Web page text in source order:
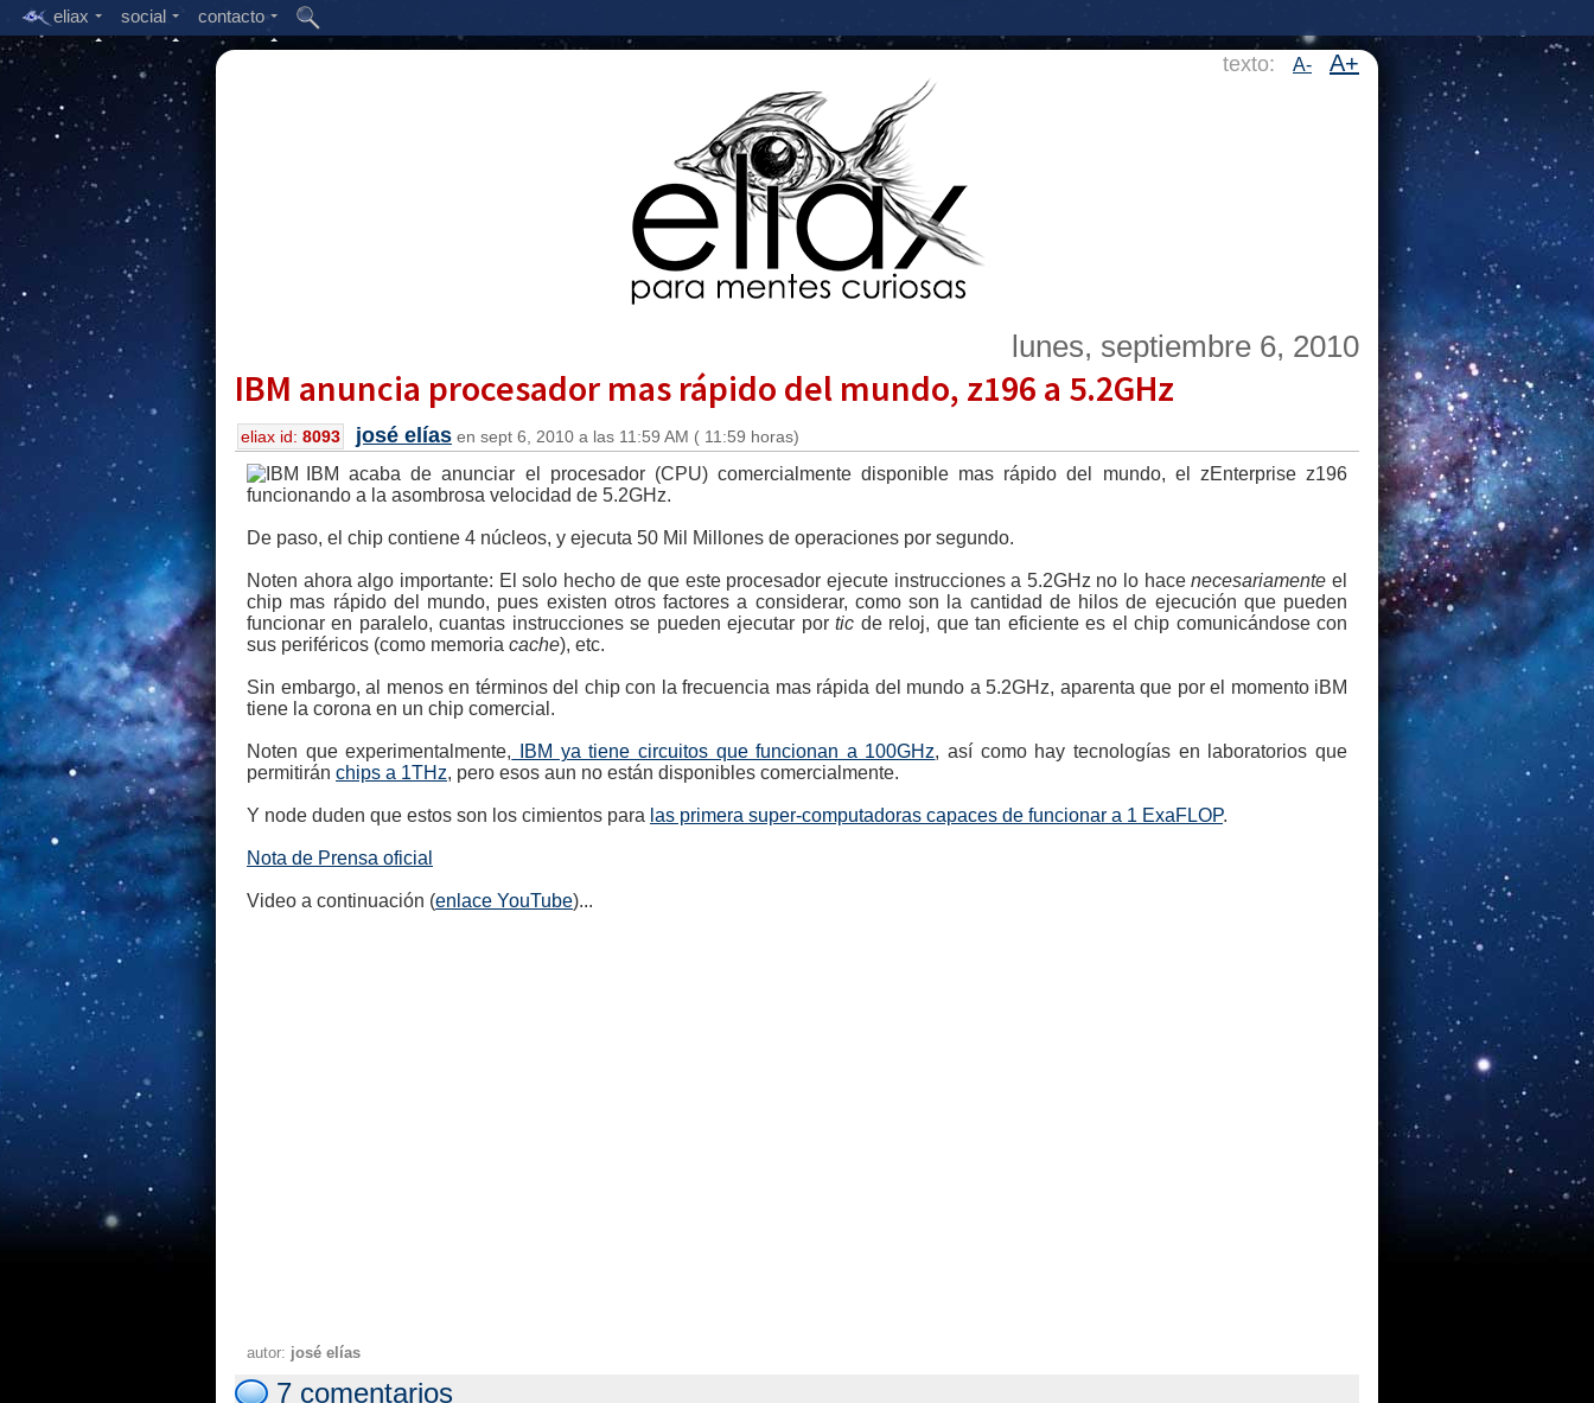
eliax social contacto
texto: A- A+
lunes, septiembre 6, 2010
IBM anuncia procesador mas rápido del mundo, z196 a 5.2GHz
eliax id: 8093 josé elías en sept 6, 2010 a las 11:59 AM ( 11:59 horas)
IBM acaba de anunciar el procesador (CPU) comercialmente disponible mas rápido del mundo, el zEnterprise z196
funcionando a la asombrosa velocidad de 5.2GHz.
De paso, el chip contiene 4 núcleos, y ejecuta 50 Mil Millones de operaciones por segundo.
Noten ahora algo importante: El solo hecho de que este procesador ejecute instrucciones a 5.2GHz no lo hacenecesariamente el
chip mas rápido del mundo, pues existen otros factores a considerar, como son la cantidad de hilos de ejecución que pueden
funcionar en paralelo, cuantas instrucciones se pueden ejecutar portic de reloj, que tan eficiente es el chip comunicándose con
sus periféricos (como memoria cache), etc.
Sin embargo, al menos en términos del chip con la frecuencia mas rápida del mundo a 5.2GHz, aparenta que por el momento iBM
tiene la corona en un chip comercial.
Noten que experimentalmente, IBM ya tiene circuitos que funcionan a 100GHz, así como hay tecnologías en laboratorios que
permitirán chips a 1THz, pero esos aun no están disponibles comercialmente.
Y node duden que estos son los cimientos para las primera super-computadoras capaces de funcionar a 1 ExaFLOP.
Nota de Prensa oficial
Video a continuación (enlace YouTube)...
autor: josé elías
7 comentarios